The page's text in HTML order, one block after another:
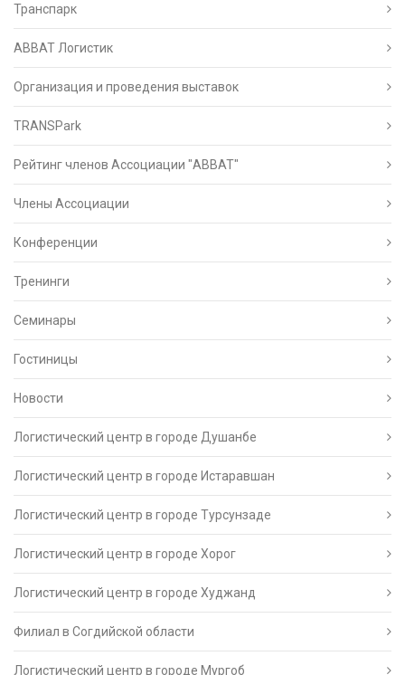
Транспарк
ABBAT Логистик
Организация и проведения выставок
TRANSPark
Рейтинг членов Ассоциации "АВВАТ"
Члены Ассоциации
Конференции
Тренинги
Семинары
Гостиницы
Новости
Логистический центр в городе Душанбе
Логистический центр в городе Истаравшан
Логистический центр в городе Турсунзаде
Логистический центр в городе Хорог
Логистический центр в городе Худжанд
Филиал в Согдийской области
Логистический центр в городе Мургоб